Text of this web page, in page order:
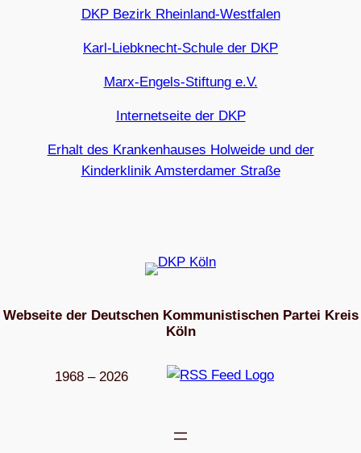
DKP Bezirk Rheinland-Westfalen
Karl-Liebknecht-Schule der DKP
Marx-Engels-Stiftung e.V.
Internetseite der DKP
Erhalt des Krankenhauses Holweide und der
Kinderklinik Amsterdamer Straße
Webseite der Deutschen Kommunistischen Partei Kreis
Köln
1968 – 2026